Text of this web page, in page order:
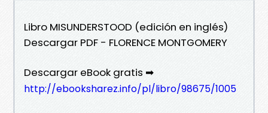
Libro MISUNDERSTOOD (edición en inglés)
Descargar PDF - FLORENCE MONTGOMERY
Descargar eBook gratis ➡
http://ebooksharez.info/pl/libro/98675/1005